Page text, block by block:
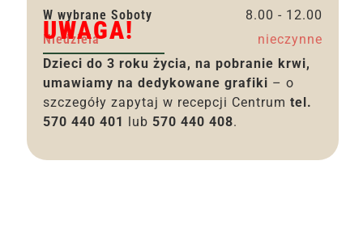
W wybrane Soboty
8.00 - 12.00
Niedziela
nieczynne
UWAGA!
Dzieci do 3 roku życia, na pobranie krwi,
umawiamy na dedykowane grafiki – o
szczegóły zapytaj w recepcji Centrum tel.
570 440 401
lub 570 440 408.